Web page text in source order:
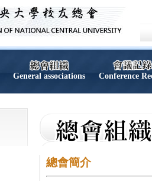
General associations Conference
總會簡介